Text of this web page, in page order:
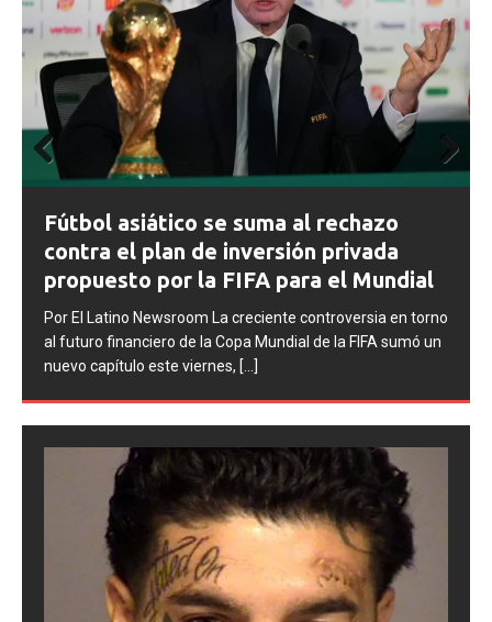
FIFA abre expedientes disciplinarios
contra Argentina tras los incidentes en
la final del Mundial 2026
Por El Latino Newsroom La FIFA inició una serie de
procesos disciplinarios contra la Asociación del Fútbol
Argentino (AFA), cuatro integrantes de la selección
argentina
Prev